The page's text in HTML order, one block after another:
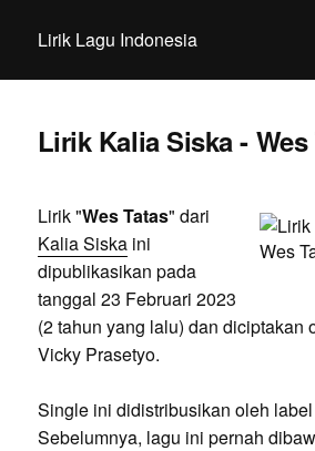
Lirik Lagu Indonesia
Lirik Kalia Siska - Wes
Lirik "Wes Tatas" dari
Kalia Siskaini
dipublikasikan pada
tanggal 23 Februari 2023
(2 tahun yang lalu) dan diciptakan
Vicky Prasetyo.
Single ini didistribusikan oleh
Sebelumnya, lagu ini pernah